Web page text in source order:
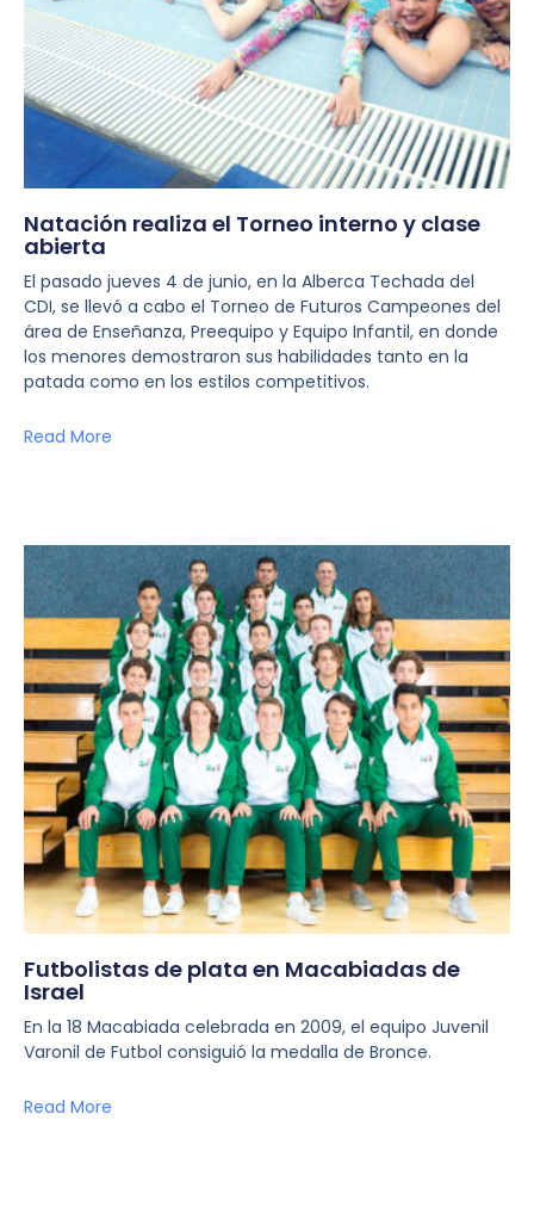
Natación realiza el Torneo interno y clase
abierta
El pasado jueves 4 de junio, en la Alberca Techada del
CDI, se llevó a cabo el Torneo de Futuros Campeones del
área de Enseñanza, Preequipo y Equipo Infantil, en donde
los menores demostraron sus habilidades tanto en la
patada como en los estilos competitivos.
Read More
Futbolistas de plata en Macabiadas de
Israel
En la 18 Macabiada celebrada en 2009, el equipo Juvenil
Varonil de Futbol consiguió la medalla de Bronce.
Read More